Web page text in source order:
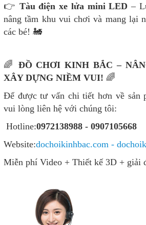
👉 Tàu điện xe lửa mini LED–
nâng tầm khu vui chơi và mang lại
các bé! 🚂
🌈 ĐỒ CHƠI KINH BẮC –
XÂY DỰNG NIỀM VUI! 🌈
Để được tư vấn chi tiết hơn về sản
vui lòng liên hệ với chúng tôi:
Hotline:0972138988 - 0907105668
Website:dochoikinhbac.com -
Miễn phí Video + Thiết kế 3D + giải